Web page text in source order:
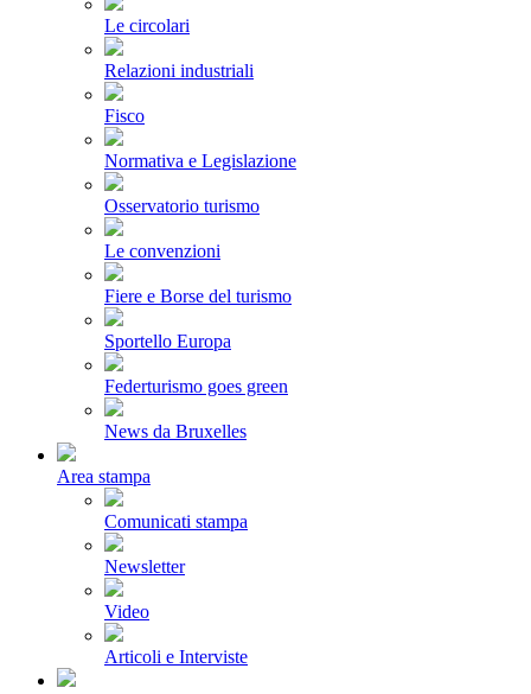
Le circolari
Relazioni industriali
Fisco
Normativa e Legislazione
Osservatorio turismo
Le convenzioni
Fiere e Borse del turismo
Sportello Europa
Federturismo goes green
News da Bruxelles
Area stampa
Comunicati stampa
Newsletter
Video
Articoli e Interviste